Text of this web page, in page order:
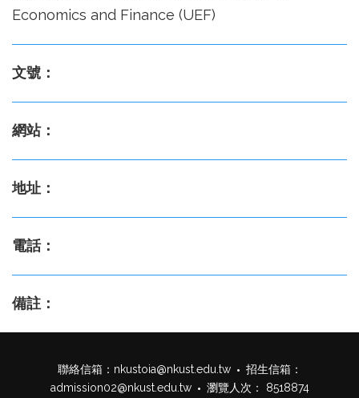
Economics and Finance (UEF)
文號：
網站：
地址：
電話：
備註：
聯絡信箱： nkustoia@nkust.edu.tw
招生信箱：
admission02@nkust.edu.tw
瀏覽人次： 8518874